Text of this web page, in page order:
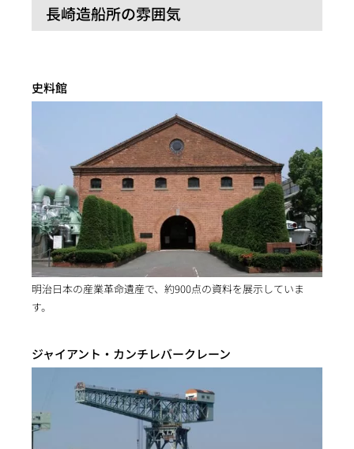
長崎造船所の雰囲気
史料館
明治日本の産業革命遺産で、約900点の資料を展示していま
す。
ジャイアント・カンチレバークレーン